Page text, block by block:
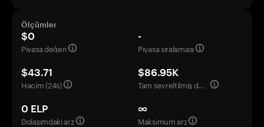
Ölçümler
$0
Piyasa değeri
-
Piyasa sıralaması
$43.71
Hacim (24s)
$86.95K
Tam seyreltilmiş değerleme
0 ELP
Dolaşımdaki arz
∞
Maksimum arz